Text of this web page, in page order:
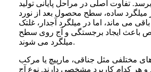
تفاوت اصلی در مراحل پایانی تولید
میلگرد ساده، سطح محصول بعد از نورد
می ماند، اما در میلگرد آجدار، غلتک
باعث ایجاد برجستگی و آج روی سطح
میلگرد می شوند.
مختلفی مثل جناقی، مارپیچ یا مرکب
و هر کدام کاربرد مشخصی دارند. نوع آج